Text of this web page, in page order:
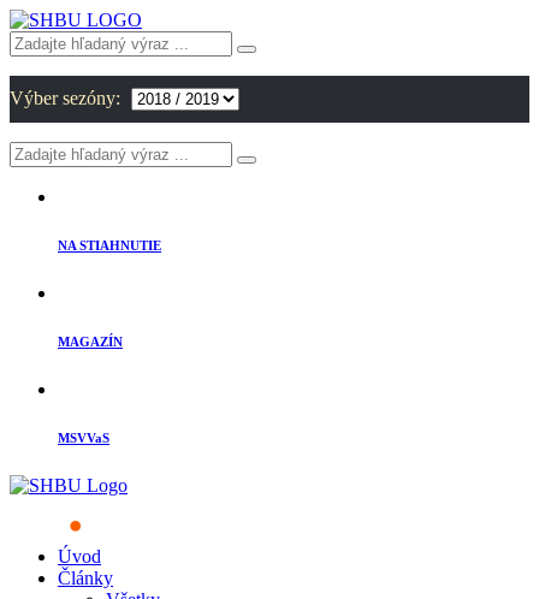
Výber sezóny:
NA STIAHNUTIE
MAGAZÍN
MSVVaS
Úvod
Články